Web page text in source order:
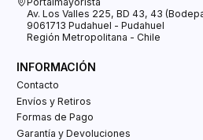
Av. Los Valles 225, BD 43, 43
9061713 Pudahuel - Pudahuel
Región Metropolitana - Chile
INFORMACIÓN
Contacto
Envíos y Retiros
Formas de Pago
Garantía y Devoluciones